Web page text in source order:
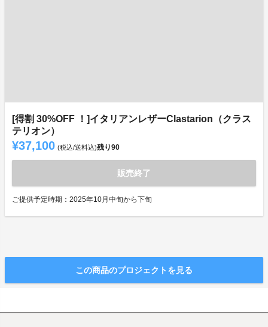
[得割 30%OFF ！]イタリアンレザーClastarion（クラス
テリオン）
¥37,100 (税込/送料込)残り90
販売終了
ご提供予定時期：2025年10月中旬から下旬
この商品のプロジェクトを見る